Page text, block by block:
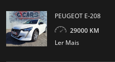
PEUGEOT E-208
29000 KM
Ler Mais